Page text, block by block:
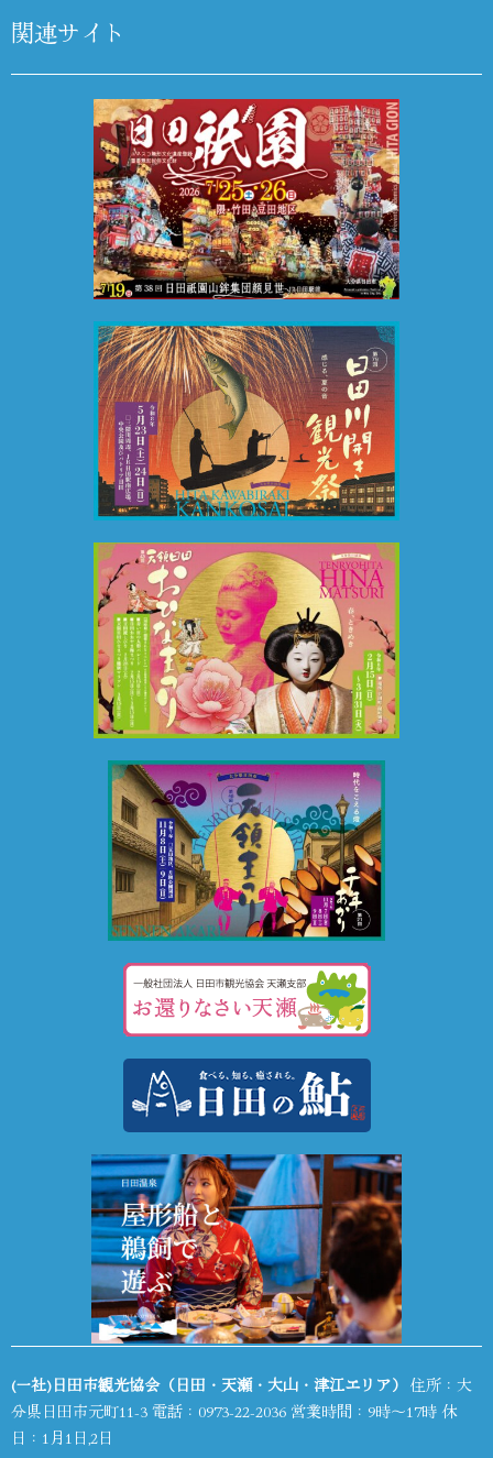
関連サイト
(一社)日田市観光協会（日田・天瀬・大山・津江エリア） 住所：大
分県日田市元町11-3 電話： 0973-22-2036 営業時間：9時～17時 休
日：1月1日,2日